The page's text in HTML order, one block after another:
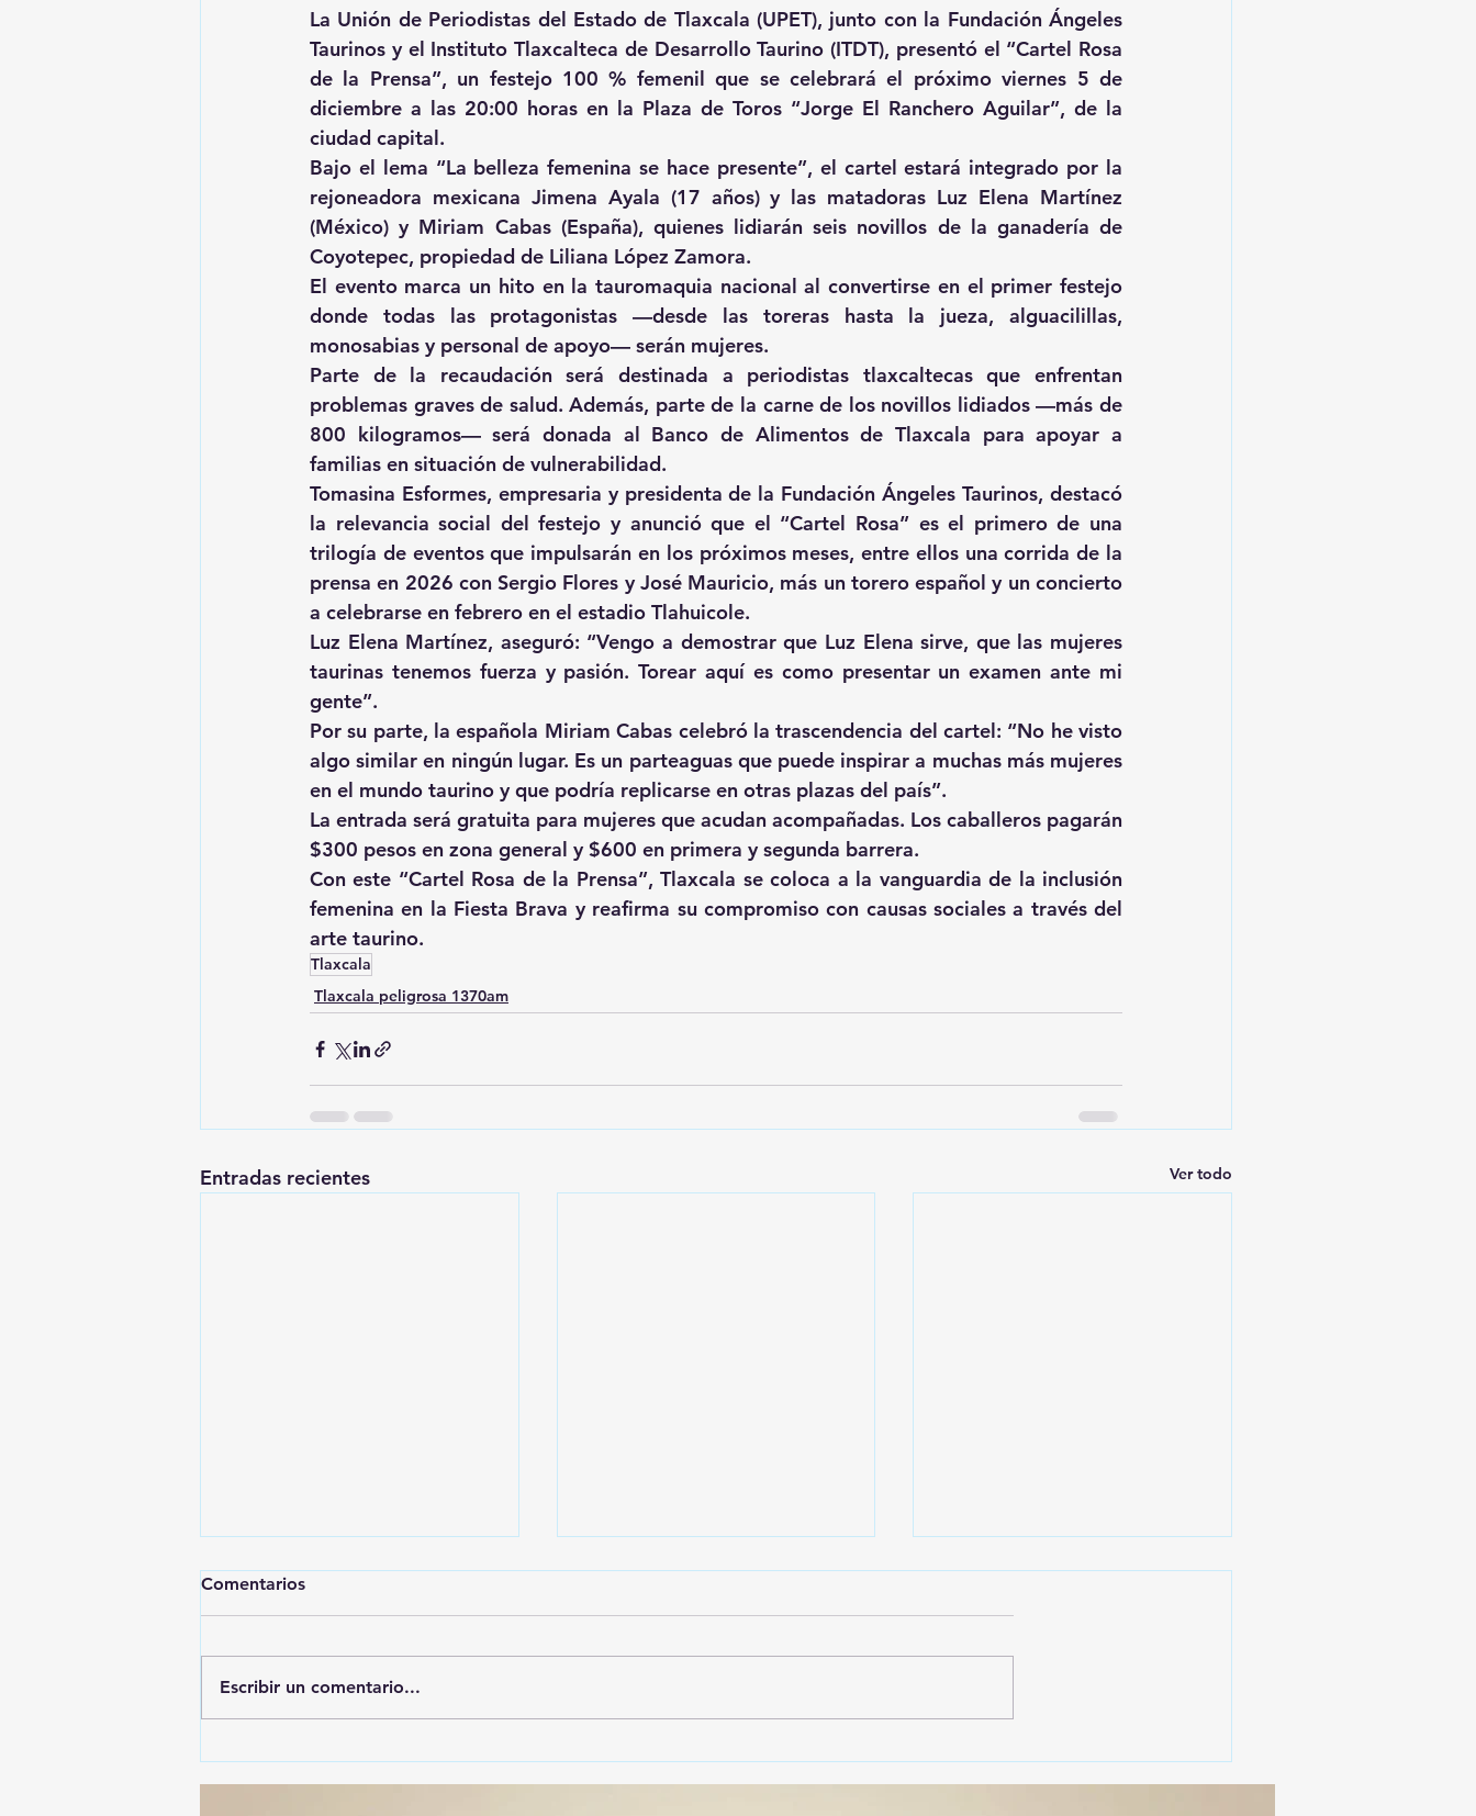
La Unión de Periodistas del Estado de Tlaxcala (UPET), junto con la Fundación Ángeles
Taurinos y el Instituto Tlaxcalteca de Desarrollo Taurino (ITDT), presentó el “Cartel Rosa
de la Prensa”, un festejo 100 % femenil que se celebrará el próximo viernes 5 de
diciembre a las 20:00 horas en la Plaza de Toros “Jorge El Ranchero Aguilar”, de la
ciudad capital.
Bajo el lema “La belleza femenina se hace presente”, el cartel estará integrado por la
rejoneadora mexicana Jimena Ayala (17 años) y las matadoras Luz Elena Martínez
(México) y Miriam Cabas (España), quienes lidiarán seis novillos de la ganadería de
Coyotepec, propiedad de Liliana López Zamora.
El evento marca un hito en la tauromaquia nacional al convertirse en el primer festejo
donde todas las protagonistas —desde las toreras hasta la jueza, alguacilillas,
monosabias y personal de apoyo— serán mujeres.
Parte de la recaudación será destinada a periodistas tlaxcaltecas que enfrentan
problemas graves de salud. Además, parte de la carne de los novillos lidiados —más de
800 kilogramos— será donada al Banco de Alimentos de Tlaxcala para apoyar a
familias en situación de vulnerabilidad.
Tomasina Esformes, empresaria y presidenta de la Fundación Ángeles Taurinos, destacó
la relevancia social del festejo y anunció que el “Cartel Rosa” es el primero de una
trilogía de eventos que impulsarán en los próximos meses, entre ellos una corrida de la
prensa en 2026 con Sergio Flores y José Mauricio, más un torero español y un concierto
a celebrarse en febrero en el estadio Tlahuicole.
Luz Elena Martínez, aseguró: “Vengo a demostrar que Luz Elena sirve, que las mujeres
taurinas tenemos fuerza y pasión. Torear aquí es como presentar un examen ante mi
gente”.
Por su parte, la española Miriam Cabas celebró la trascendencia del cartel: “No he visto
algo similar en ningún lugar. Es un parteaguas que puede inspirar a muchas más mujeres
en el mundo taurino y que podría replicarse en otras plazas del país”.
La entrada será gratuita para mujeres que acudan acompañadas. Los caballeros pagarán
$300 pesos en zona general y $600 en primera y segunda barrera.
Con este “Cartel Rosa de la Prensa”, Tlaxcala se coloca a la vanguardia de la inclusión
femenina en la Fiesta Brava y reafirma su compromiso con causas sociales a través del
arte taurino.
Tlaxcala
Tlaxcala peligrosa 1370am
Entradas recientes Ver todo
A PRESUNTO
GOBIERNO ADMITE QUE
25 MIL DOSIS DE DROGA
Comentarios
Escribir un comentario...